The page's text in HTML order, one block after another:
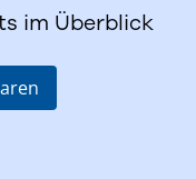
im Überblick